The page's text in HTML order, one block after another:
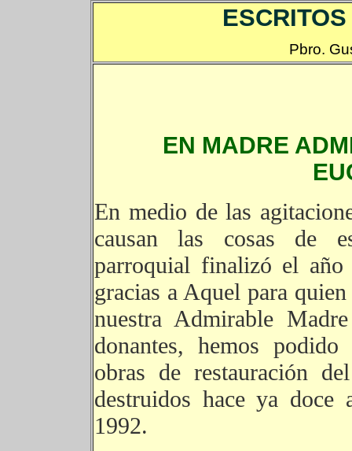
Pbro.
EN MADRE
En medio de las
causan las cosas de
parroquial finalizó el
gracias a Aquel para
nuestra Admirable
donantes, hemos
obras de restauración
destruidos hace ya doce
1992.